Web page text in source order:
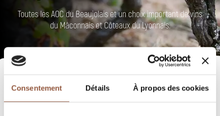
Consentement Détails À propos des cookies
Toutes les AOC du Beaujolais et un choix important de vins
du Mâconnais et Côteaux du Lyonnais.